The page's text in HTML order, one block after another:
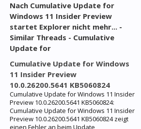
Nach Cumulative Update for
Windows 11 Insider Preview
startet Explorer nicht mehr... -
Similar Threads - Cumulative
Update for
Cumulative Update for Windows
11 Insider Preview
10.0.26200.5641 KB5060824
Cumulative Update for Windows 11 Insider
Preview 10.0.26200.5641 KB5060824:
Cumulative Update for Windows 11 Insider
Preview 10.0.26200.5641 KB5060824 zeigt
einen Fehler an beim Update